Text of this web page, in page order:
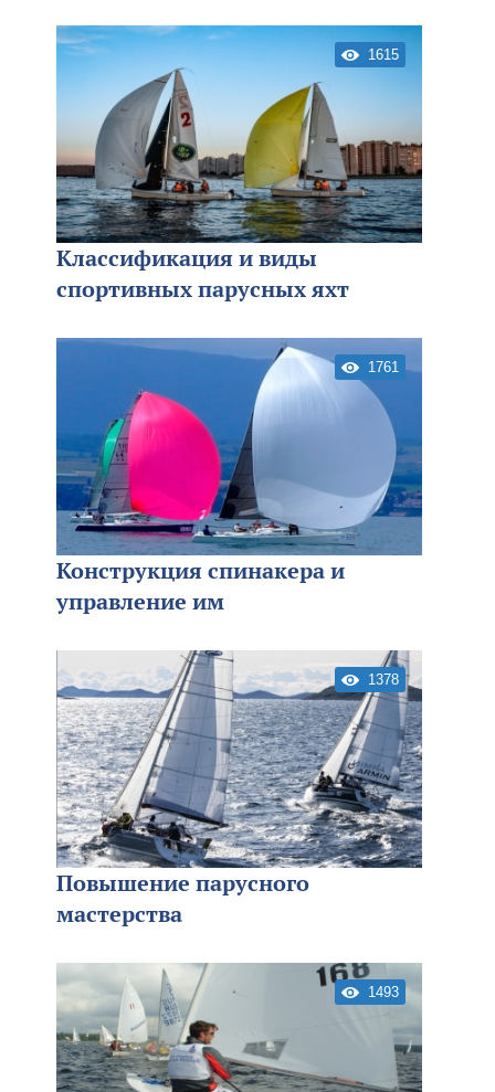
1615
Классификация и виды
спортивных парусных яхт
1761
Конструкция спинакера и
управление им
1378
Повышение парусного
мастерства
1493